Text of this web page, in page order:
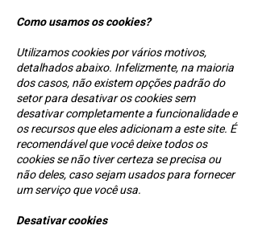
Como usamos os cookies?
Utilizamos cookies por vários motivos,
detalhados abaixo. Infelizmente, na maioria
dos casos, não existem opções padrão do
setor para desativar os cookies sem
desativar completamente a funcionalidade e
os recursos que eles adicionam a este site. É
recomendável que você deixe todos os
cookies se não tiver certeza se precisa ou
não deles, caso sejam usados ​​para fornecer
um serviço que você usa.
Desativar cookies